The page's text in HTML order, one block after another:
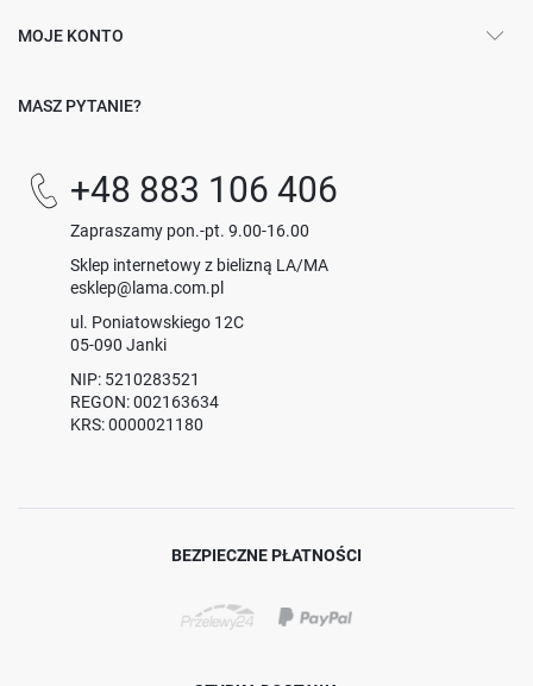
MOJE KONTO
MASZ PYTANIE?
+48 883 106 406
Zapraszamy pon.-pt. 9.00-16.00
Sklep internetowy z bielizną LA/MA
esklep@lama.com.pl
ul. Poniatowskiego 12C
05-090 Janki
NIP: 5210283521
REGON: 002163634
KRS: 0000021180
BEZPIECZNE PŁATNOŚCI